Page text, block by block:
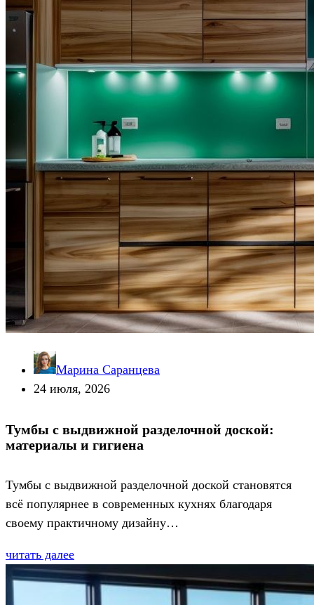
Марина Саранцева
24 июля, 2026
Тумбы с выдвижной разделочной доской:
материалы и гигиена
Тумбы с выдвижной разделочной доской становятся
всё популярнее в современных кухнях благодаря
своему практичному дизайну…
читать далее